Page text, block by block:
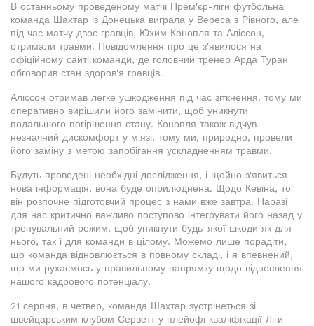
В останньому проведеному матчі Прем'єр-ліги футбольна
команда Шахтар із Донецька виграла у Вереса з Рівного, але
під час матчу двоє гравців, Юхим Конопля та Аліссон,
отримали травми. Повідомлення про це з'явилося на
офіційному сайті команди, де головний тренер Арда Туран
обговорив стан здоров'я гравців.
Аліссон отримав легке ушкодження під час зіткнення, тому ми
оперативно вирішили його замінити, щоб уникнути
подальшого погіршення стану. Конопля також відчув
незначний дискомфорт у м'язі, тому ми, природно, провели
його заміну з метою запобігання ускладненням травми.
Будуть проведені необхідні дослідження, і щойно з'явиться
нова інформація, вона буде оприлюднена. Щодо Кевіна, то
він розпочне підготовчий процес з нами вже завтра. Наразі
для нас критично важливо поступово інтегрувати його назад у
тренувальний режим, щоб уникнути будь-якої шкоди як для
нього, так і для команди в цілому. Можемо лише порадіти,
що команда відновлюється в повному складі, і я впевнений,
що ми рухаємось у правильному напрямку щодо відновлення
нашого кадрового потенціалу.
21 серпня, в четвер, команда Шахтар зустрінеться зі
швейцарським клубом Серветт у плейофі кваліфікації Ліги